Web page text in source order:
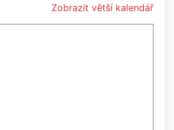
Zobrazit větší kalendář